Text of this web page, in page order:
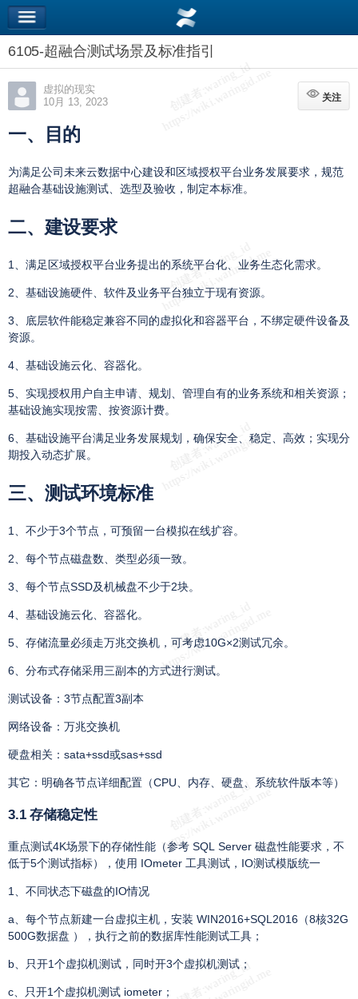
6105-超融合测试场景及标准指引
虚拟的现实
10月 13, 2023
关注
关注
一、目 的
为满足公司未来云数据中心建设和区域授权平台业务发展要求，规范
超融合基础设施测试、选型及验收，制定本标准。
二、 建设要求
1、满足区域授权平台业务提出的系统平台化、业务生态化需求。
2、基础设施硬件、软件及业务平台独立于现有资源。
3、底层软件能稳定兼容不同的虚拟化和容器平台，不绑定硬件设备及
资源。
4、基础设施云化、容器化。
5、实现授权用户自主申请、规划、管理自有的业务系统和相关资源；
基础设施实现按需、按资源计费。
6、基础设施平台满足业务发展规划，确保安全、稳定、高效；实现分
期投入动态扩展。
三、 测试环境标准
1、不少于3个节点，可预留一台模拟在线扩容。
2、每个节点磁盘数、类型必须一致。
3、每个节点SSD及机械盘不少于2块。
4、基础设施云化、容器化。
5、存储流量必须走万兆交换机，可考虑10G×2测试冗余。
6、分布式存储采用三副本的方式进行测试。
测试设备：3节点配置3副本
网络设备：万兆交换机
硬盘相关：sata+ssd或sas+ssd
其它：明确各节点详细配置（CPU、内存、硬盘、系统软件版本等）
3.1 存储稳定性
重点测试4K场景下的存储性能（参考 SQL Server 磁盘性能要求，不
低于5个测试指标），使用 IOmeter 工具测试，IO测试模版统一
1、不同状态下磁盘的IO情况
a、每个节点新建一台虚拟主机，安装 WIN2016+SQL2016（8核32G
500G数据盘 ），执行之前的数据库性能测试工具；
b、只开1个虚拟机测试，同时开3个虚拟机测试；
c、只开1个虚拟机测试 iometer；